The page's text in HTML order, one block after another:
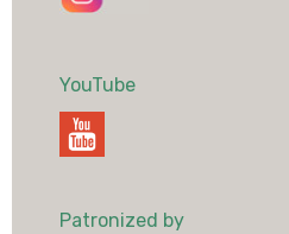
YouTube
Patronized by